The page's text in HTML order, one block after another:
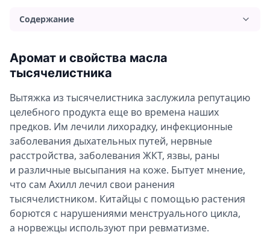
Содержание
Применение и польза масла тысячелистника
Применение масла тысячелистника для лица
Применение масла тысячелистника для тела
Ароматерапия с маслом тысячелистника
Можно ли употреблять масло тысячелистника
внутрь?
Противопоказания и вред масла тысячелистника
Аромат и свойства масла
тысячелистника
Вытяжка из тысячелистника заслужила репутацию
целебного продукта еще во времена наших
предков. Им лечили лихорадку, инфекционные
заболевания дыхательных путей, нервные
расстройства, заболевания ЖКТ, язвы, раны
и различные высыпания на коже. Бытует мнение,
что сам Ахилл лечил свои ранения
тысячелистником. Китайцы с помощью растения
борются с нарушениями менструального цикла,
а норвежцы используют при ревматизме.